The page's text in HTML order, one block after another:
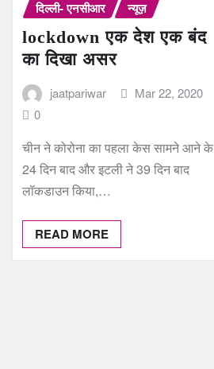
दिल्ली- एनसीआर न्यूज़
lockdown एक देश एक बंद
का दिखा असर
jaatpariwar
Mar 22, 2020
0
चीन ने कोरोना का पहला केस सामने आने के
24 दिन बाद और इटली ने 39 दिन बाद
लॉकडाउन किया,…
READ MORE